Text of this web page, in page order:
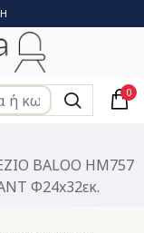
0
BALOO HM757
Φ24x32εκ.